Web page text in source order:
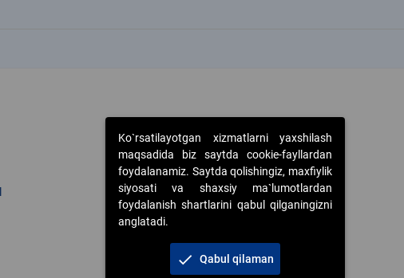
Ko`rsatilayotgan xizmatlarni yaxshilash
maqsadida biz saytda cookie-fayllardan
foydalanamiz. Saytda qolishingiz, maxfiylik
siyosati va shaxsiy ma`lumotlardan
foydalanish shartlarini qabul qilganingizni
anglatadi.
check Qabul qilaman